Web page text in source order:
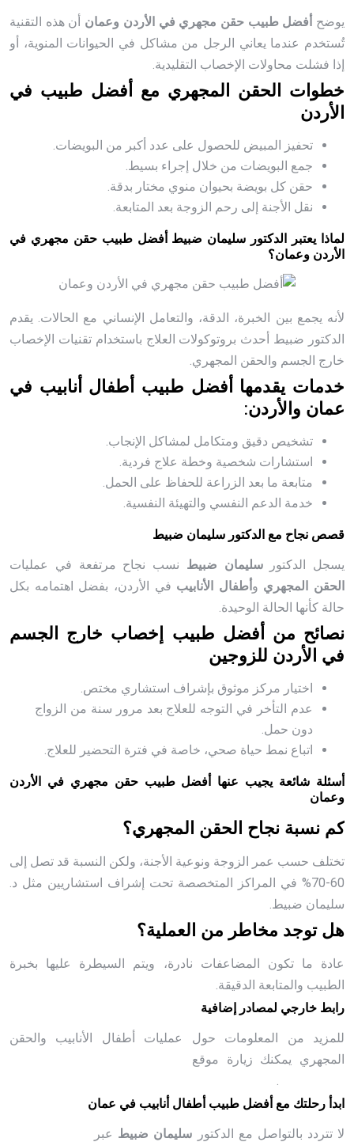
يوضح أفضل طبيب حقن مجهري في الأردن وعمان أن هذه التقنية
تُستخدم عندما يعاني الرجل من مشاكل في الحيوانات المنوية، أو
إذا فشلت محاولات الإخصاب التقليدية.
خطوات الحقن المجهري مع أفضل طبيب في
الأردن
تحفيز المبيض للحصول على عدد أكبر من البويضات.
جمع البويضات من خلال إجراء بسيط.
حقن كل بويضة بحيوان منوي مختار بدقة.
نقل الأجنة إلى رحم الزوجة بعد المتابعة.
لماذا يعتبر الدكتور سليمان ضبيط أفضل طبيب حقن مجهري في
الأردن وعمان؟
لأنه يجمع بين الخبرة، الدقة، والتعامل الإنساني مع الحالات. يقدم
الدكتور ضبيط أحدث بروتوكولات العلاج باستخدام تقنيات الإخصاب
خارج الجسم والحقن المجهري.
خدمات يقدمها أفضل طبيب أطفال أنابيب في
عمان والأردن:
تشخيص دقيق ومتكامل لمشاكل الإنجاب.
استشارات شخصية وخطة علاج فردية.
متابعة ما بعد الزراعة للحفاظ على الحمل.
خدمة الدعم النفسي والتهيئة النفسية.
قصص نجاح مع الدكتور سليمان ضبيط
يسجل الدكتورسليمان ضبيط نسب نجاح مرتفعة في عمليات
الحقن المجهري وأطفال الأنابيب في الأردن، بفضل اهتمامه بكل
حالة كأنها الحالة الوحيدة.
نصائح من أفضل طبيب إخصاب خارج الجسم
في الأردن للزوجين
اختيار مركز موثوق بإشراف استشاري مختص.
عدم التأخر في التوجه للعلاج بعد مرور سنة من الزواج
دون حمل.
اتباع نمط حياة صحي، خاصة في فترة التحضير للعلاج.
أسئلة شائعة يجيب عنها أفضل طبيب حقن مجهري في الأردن
وعمان
كم نسبة نجاح الحقن المجهري؟
تختلف حسب عمر الزوجة ونوعية الأجنة، ولكن النسبة قد تصل إلى
60-70% في المراكز المتخصصة تحت إشراف استشاريين مثل د.
سليمان ضبيط.
هل توجد مخاطر من العملية؟
عادة ما تكون المضاعفات نادرة، ويتم السيطرة عليها بخبرة
الطبيب والمتابعة الدقيقة.
رابط خارجي لمصادر إضافية
للمزيد من المعلومات حول عمليات أطفال الأنابيب والحقن
المجهري يمكنك زيارة موقع
.
ابدأ رحلتك مع أفضل طبيب أطفال أنابيب في عمان
لا تتردد بالتواصل مع الدكتور سليمان ضبيط عبر